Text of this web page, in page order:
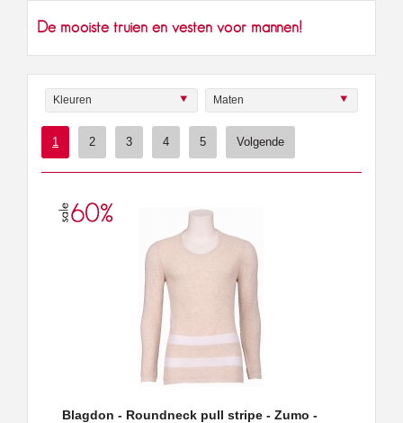
De mooiste truien en vesten voor mannen!
Kleuren Maten
1 2 3 4 5 Volgende
Blagdon - Roundneck pull stripe - Zumo -